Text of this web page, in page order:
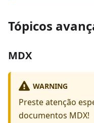
Tópicos
MDX
WARNING
Preste atenção
documentos MDX!